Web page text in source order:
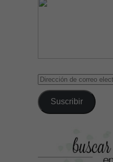
Dirección
correo
electrónico
Suscribir